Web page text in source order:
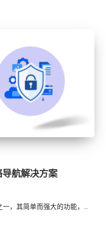
航解决方案
，其简单而强大的功能，...